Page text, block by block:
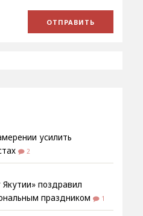
усилить
2
поздравил
праздником
1